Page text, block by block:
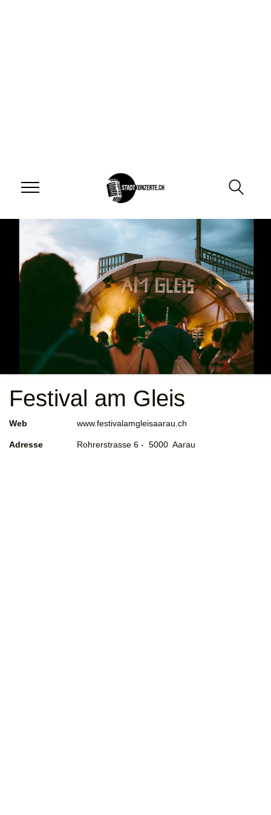
Festival am Gleis
Web www.festivalamgleisaarau.ch
Adresse Rohrerstrasse 6 - 5000 Aarau